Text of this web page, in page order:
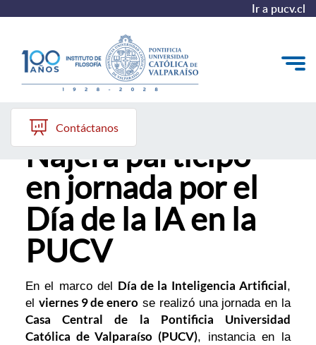
Ir a pucv.cl
El Instituto
Pregrado
Postgrado
Colección Philosophica
Formación Continua
Contáctanos
Profesor Eusebio
Nájera participó
en jornada por el
Día de la IA en la
PUCV
En el marco del Día de la Inteligencia Artificial,
el viernes 9 de enero se realizó una jornada en la
Casa Central de la Pontificia Universidad
Católica de Valparaíso (PUCV), instancia en la